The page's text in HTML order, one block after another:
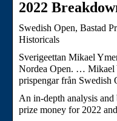
2022
Swedish Open, Bastad
Historicals
Sverigeettan Mikael
Nordea Open. … Mikael
prispengar från
An in-depth analysis
prize money for 2022